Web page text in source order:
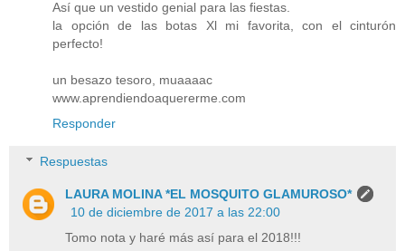
Así que un vestido genial para las fiestas.
la opción de las botas Xl mi favorita, con el cinturón
perfecto!
un besazo tesoro, muaaaac
www.aprendiendoaquererme.com
Responder
Respuestas
LAURA MOLINA *EL MOSQUITO GLAMUROSO*
10 de diciembre de 2017 a las 22:00
Tomo nota y haré más así para el 2018!!!